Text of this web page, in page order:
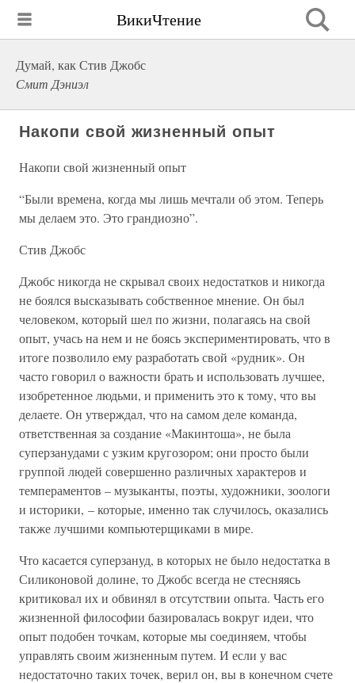
ВикиЧтение
Думай, как Стив Джобс
Смит Дэниэл
Накопи свой жизненный опыт
Накопи свой жизненный опыт
“Были времена, когда мы лишь мечтали об этом. Теперь
мы делаем это. Это грандиозно”.
Стив Джобс
Джобс никогда не скрывал своих недостатков и никогда
не боялся высказывать собственное мнение. Он был
человеком, который шел по жизни, полагаясь на свой
опыт, учась на нем и не боясь экспериментировать, что в
итоге позволило ему разработать свой «рудник». Он
часто говорил о важности брать и использовать лучшее,
изобретенное людьми, и применить это к тому, что вы
делаете. Он утверждал, что на самом деле команда,
ответственная за создание «Макинтоша», не была
суперзанудами с узким кругозором; они просто были
группой людей совершенно различных характеров и
темпераментов – музыканты, поэты, художники, зоологи
и историки, – которые, именно так случилось, оказались
также лучшими компьютерщиками в мире.
Что касается суперзануд, в которых не было недостатка в
Силиконовой долине, то Джобс всегда не стесняясь
критиковал их и обвинял в отсутствии опыта. Часть его
жизненной философии базировалась вокруг идеи, что
опыт подобен точкам, которые мы соединяем, чтобы
управлять своим жизненным путем. И если у вас
недостаточно таких точек, верил он, вы в конечном счете